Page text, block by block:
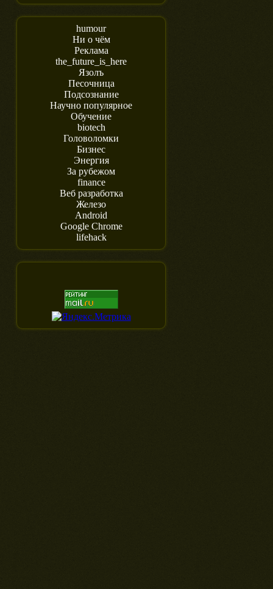
humour
Ни о чём
Реклама
the_future_is_here
Язолъ
Песочница
Подсознание
Научно популярное
Обучение
biotech
Головоломки
Бизнес
Энергия
За рубежом
finance
Веб разработка
Железо
Android
Google Chrome
lifehack